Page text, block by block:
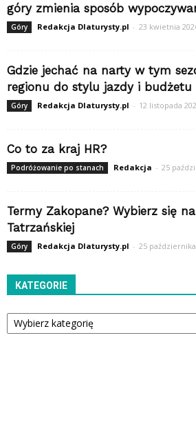
góry zmienia sposób
Góry Redakcja Dlaturysty.pl - 23 kwietnia
Gdzie jechać na narty w tym
regionu do stylu jazdy i budżetu
Góry Redakcja Dlaturysty.pl - 12 listopada
Co to za kraj HR?
Podróżowanie po stanach Redakcja - 25
Termy Zakopane? Wybierz się
Tatrzańskiej
Góry Redakcja Dlaturysty.pl - 25
KATEGORIE
Kategorie